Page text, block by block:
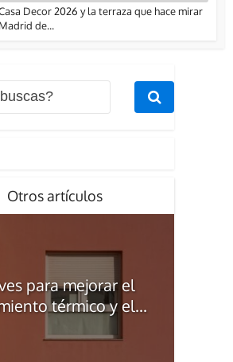
Decor 2026 y la terraza que hace mirar
Madrid de...
Otros artículos
para mejorar el
térmico y el...